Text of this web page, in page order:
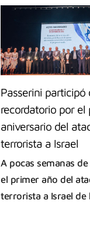
Passerini participó
recordatorio por el
aniversario del
terrorista a Israel
A pocas semanas
el primer año del
terrorista a Israel de